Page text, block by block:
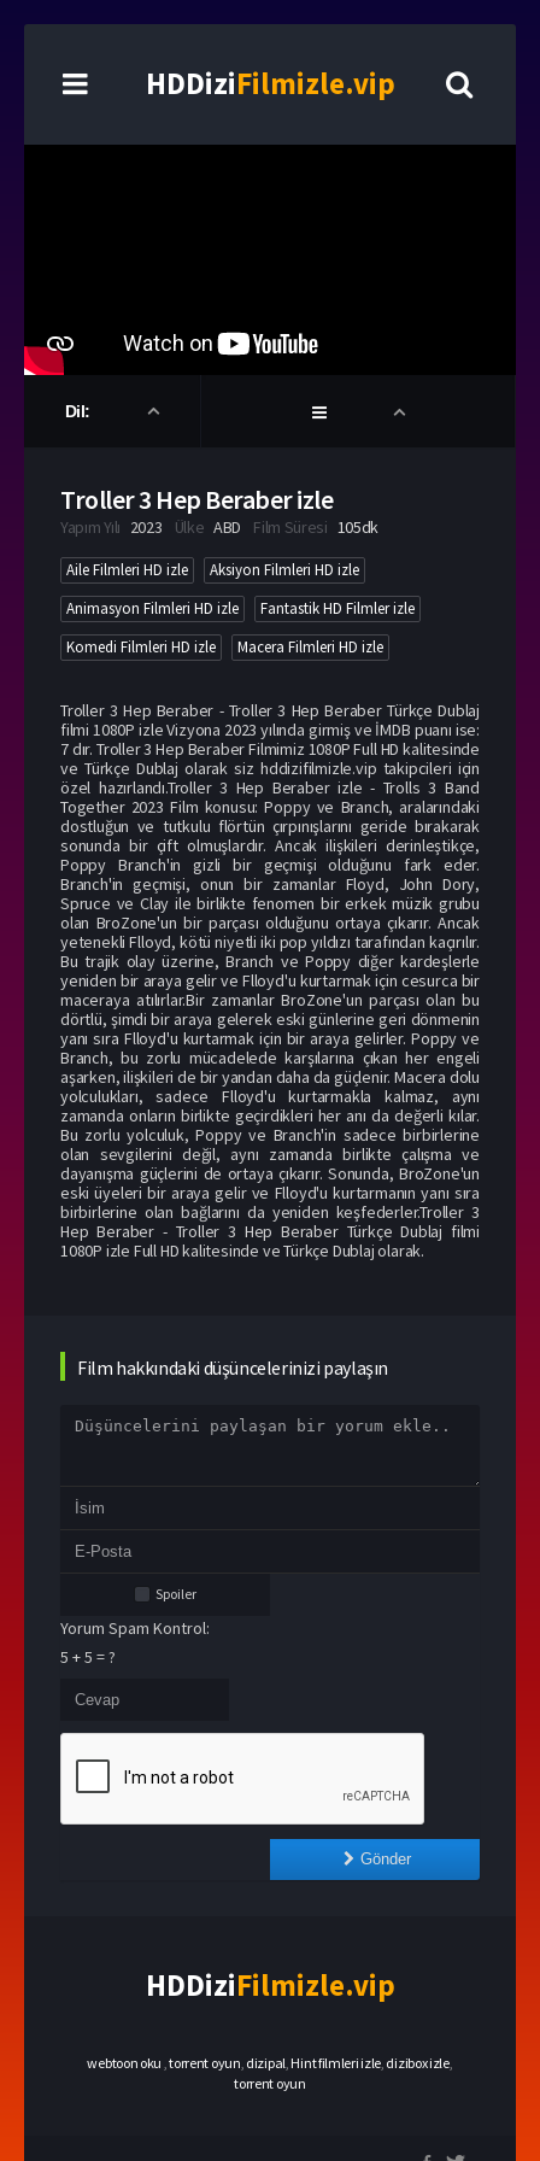
HDDiziFilmizle.vip
Dil:
Troller 3 Hep Beraber izle
Yapım Yılı 2023 Ülke ABD Film Süresi 105dk
Aile Filmleri HD izle
Aksiyon Filmleri HD izle
Animasyon Filmleri HD izle
Fantastik HD Filmler izle
Komedi Filmleri HD izle
Macera Filmleri HD izle
Troller 3 Hep Beraber - Troller 3 Hep Beraber Türkçe Dublaj
filmi 1080P izle Vizyona 2023 yılında girmiş ve İMDB puanı ise:
7 dır. Troller 3 Hep Beraber Filmimiz 1080P Full HD kalitesinde
ve Türkçe Dublaj olarak siz hddizifilmizle.vip takipcileri için
özel hazırlandı.Troller 3 Hep Beraber izle - Trolls 3 Band
Together 2023 Film konusu: Poppy ve Branch, aralarındaki
dostluğun ve tutkulu flörtün çırpınışlarını geride bırakarak
sonunda bir çift olmuşlardır. Ancak ilişkileri derinleştikçe,
Poppy Branch'in gizli bir geçmişi olduğunu fark eder.
Branch'in geçmişi, onun bir zamanlar Floyd, John Dory,
Spruce ve Clay ile birlikte fenomen bir erkek müzik grubu
olan BroZone'un bir parçası olduğunu ortaya çıkarır. Ancak
yetenekli Flloyd, kötü niyetli iki pop yıldızı tarafından kaçırılır.
Bu trajik olay üzerine, Branch ve Poppy diğer kardeşlerle
yeniden bir araya gelir ve Flloyd'u kurtarmak için cesurca bir
maceraya atılırlar.Bir zamanlar BroZone'un parçası olan bu
dörtlü, şimdi bir araya gelerek eski günlerine geri dönmenin
yanı sıra Flloyd'u kurtarmak için bir araya gelirler. Poppy ve
Branch, bu zorlu mücadelede karşılarına çıkan her engeli
aşarken, ilişkileri de bir yandan daha da güçlenir. Macera dolu
yolculukları, sadece Flloyd'u kurtarmakla kalmaz, aynı
zamanda onların birlikte geçirdikleri her anı da değerli kılar.
Bu zorlu yolculuk, Poppy ve Branch'in sadece birbirlerine
olan sevgilerini değil, aynı zamanda birlikte çalışma ve
dayanışma güçlerini de ortaya çıkarır. Sonunda, BroZone'un
eski üyeleri bir araya gelir ve Flloyd'u kurtarmanın yanı sıra
birbirlerine olan bağlarını da yeniden keşfederler.Troller 3
Hep Beraber - Troller 3 Hep Beraber Türkçe Dublaj filmi
1080P izle Full HD kalitesinde ve Türkçe Dublaj olarak.
Film hakkındaki düşüncelerinizi paylaşın
Spoiler
Yorum Spam Kontrol:
5 + 5 = ?
Gönder
HDDiziFilmizle.vip
webtoon oku ,torrent oyun dizipal Hint filmleri izle dizibox izle,
torrent oyun